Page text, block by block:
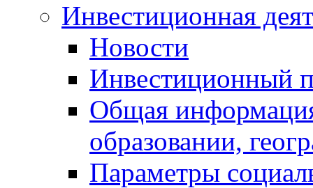
Инвестиционная
Новости
Инвестиционный
Общая
образовании,
Параметры